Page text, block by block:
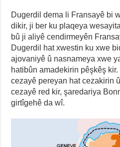
Dugerdil dema li Fransayê bi
dikir, ji ber ku plaqeya
bû ji aliyê cendirmeyên
Dugerdil hat xwestin ku xwe
ajovaniyê û nasnameya xwe
hatibûn amadekirin pêşkêş
cezayê pereyan hat cezakirin
cezayê red kir, şaredariya
girtîgehê da wî.